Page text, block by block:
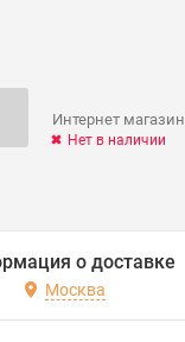
Интернет магазин
Нет в наличии
о доставке
Москва